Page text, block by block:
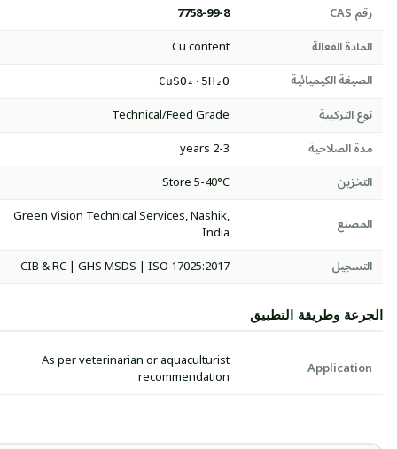
رقم CAS
7758-99-8
المادة الفعالة
Cu content
الصيغة الكيميائية
CuSO₄·5H₂O
نوع التركيبة
Technical/Feed Grade
مدة الصلاحية
2-3 years
التخزين
Store 5-40°C
المصنع
Green Vision Technical Services, Nashik,
India
التسجيل
CIB & RC | GHS MSDS | ISO 17025:2017
الجرعة وطريقة التطبيق
Application
As per veterinarian or aquaculturist
recommendation